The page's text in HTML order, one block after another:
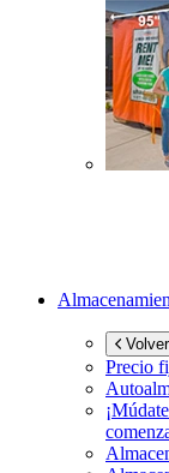
Precio